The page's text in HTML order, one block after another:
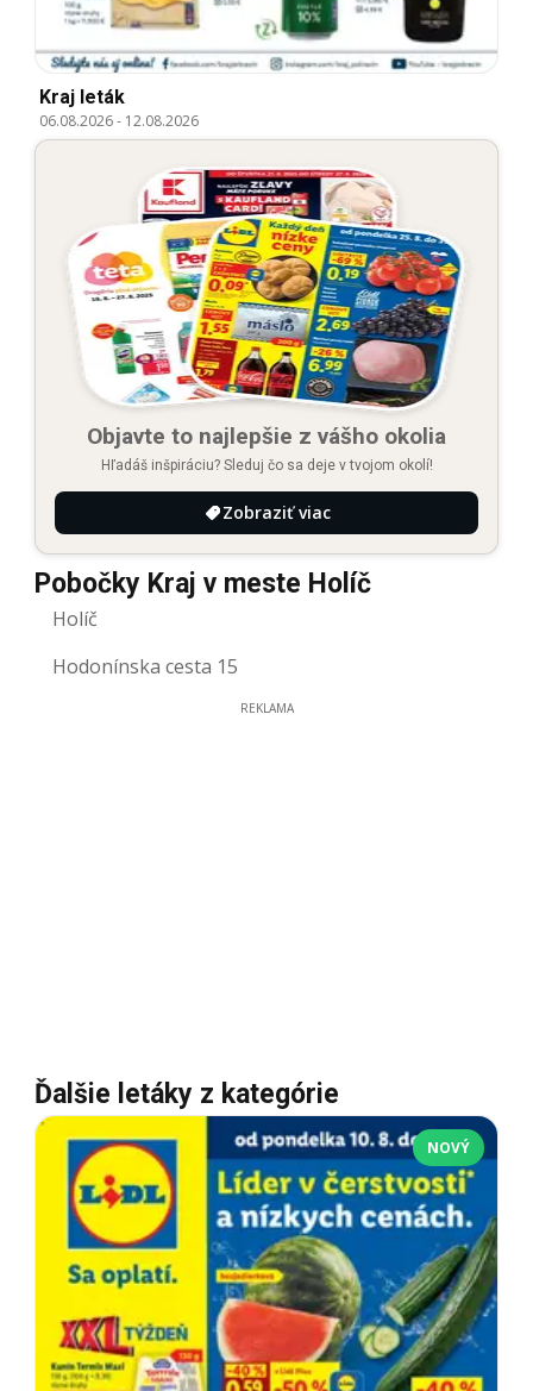
Kraj leták
06.08.2026- 12.08.2026
Objavte to najlepšie z vášho okolia
Hľadáš inšpiráciu? Sleduj čo sa deje v tvojom okolí!
Zobraziť viac
Pobočky Kraj v meste Holíč
Holíč
Hodonínska cesta 15
REKLAMA
Ďalšie letáky z kategórie
NOVÝ